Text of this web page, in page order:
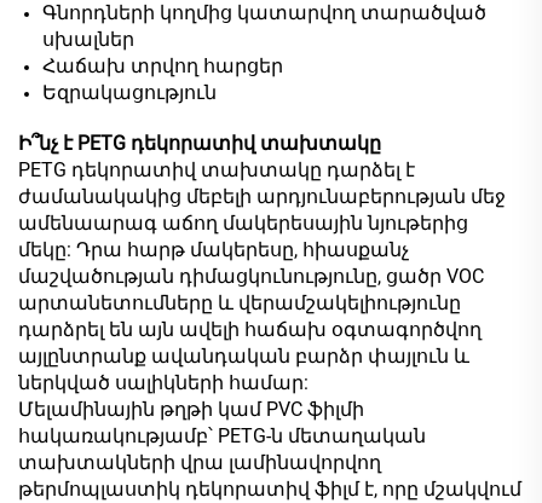
Գնորդների կողմից կատարվող տարածված
սխալներ
Հաճախ տրվող հարցեր
Եզրակացություն
Ի՞նչ է PETG դեկորատիվ տախտակը
PETG դեկորատիվ տախտակը դարձել է
ժամանակակից մեբելի արդյունաբերության մեջ
ամենաարագ աճող մակերեսային նյութերից
մեկը: Դրա հարթ մակերեսը, հիասքանչ
մաշվածության դիմացկունությունը, ցածր VOC
արտանետումները և վերամշակելիությունը
դարձրել են այն ավելի հաճախ օգտագործվող
այլընտրանք ավանդական բարձր փայլուն և
ներկված սալիկների համար:
Մելամինային թղթի կամ PVC ֆիլմի
հակառակությամբ՝ PETG-ն մետաղական
տախտակների վրա լամինավորվող
թերմոպլաստիկ դեկորատիվ ֆիլմ է, որը մշակվում